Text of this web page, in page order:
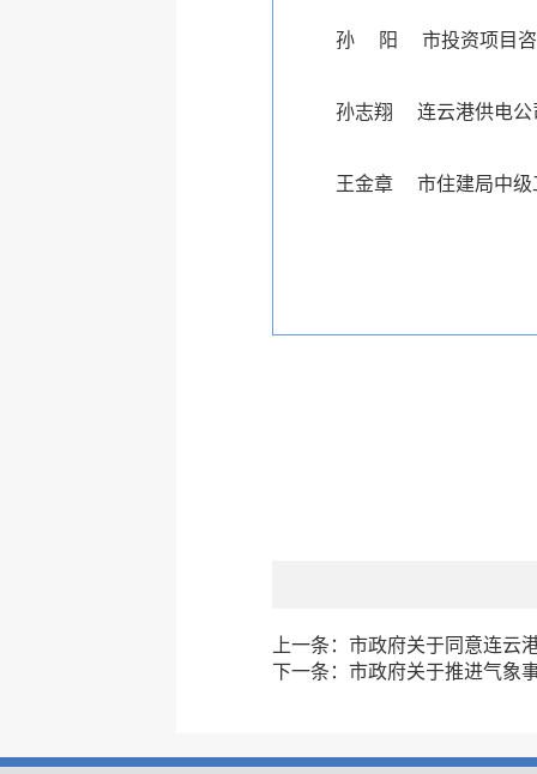
孙 阳 市投资项目咨
孙志翔 连云港供电公
王金章 市住建局中级
上一条： 市政府关于同意连云
下一条： 市政府关于推进气象